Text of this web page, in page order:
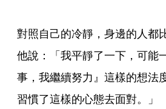
對照自己的冷靜，身邊的人都
他說：「我平靜了一下，可能
事，我繼續努力』這樣的想法
習慣了這樣的心態去面對。」